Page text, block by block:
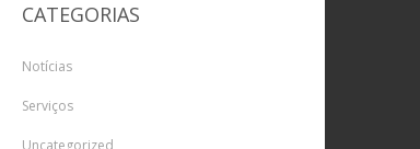
CATEGORIAS
Notícias
Serviços
Uncategorized